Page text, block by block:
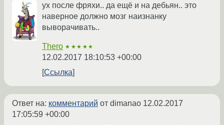
ух после фряхи.. да ещё и на дебьян.. это
наверное должно мозг наизнанку
выворачивать..
Thero ★★★★★
12.02.2017 18:10:53 +00:00
Ссылка
Ответ на: комментарий от dimanao 12.02.2017
17:05:59 +00:00